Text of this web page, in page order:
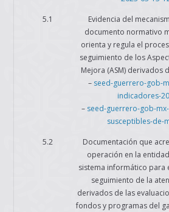
5.1
Evidencia del
documento normativo
orienta y regula el
seguimiento de los
Mejora (ASM) derivados
– seed-guerrero-gob-
indicadores-
– seed-guerrero-gob-
susceptibles-de-
5.2
Documentación que
operación en la
sistema informático para
seguimiento de la
derivados de las
fondos y programas del